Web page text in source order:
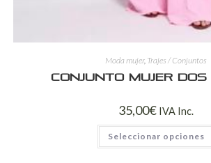
Moda mujer, Trajes / Conjuntos
Conjunto Mujer Dos
35,00€ IVA Inc.
Seleccionar opciones